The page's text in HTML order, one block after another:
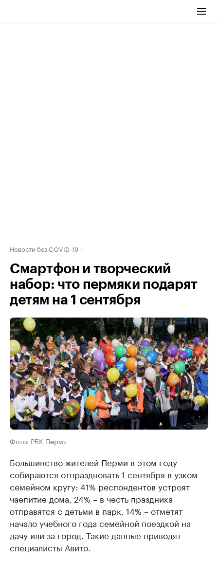
Новости без COVID-19
Смартфон и творческий
набор: что пермяки подарят
детям на 1 сентября
Фото: РБК Пермь
Большинство жителей Перми в этом году
собираются отпраздновать 1 сентября в узком
семейном кругу: 41% респондентов устроят
чаепитие дома, 24% – в честь праздника
отправятся с детьми в парк, 14% – отметят
начало учебного года семейной поездкой на
дачу или за город. Такие данные приводят
специалисты Авито.